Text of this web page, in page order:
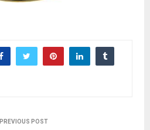
PREVIOUS POST